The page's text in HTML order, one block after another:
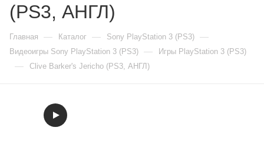
(PS3, АНГЛ)
Главная — Каталог — Sony PlayStation 3 (PS3) —
Видеоигры Sony PlayStation 3 (PS3) — Игры PlayStation 3 (PS3)
— Clive Barker's Jericho (PS3, АНГЛ)